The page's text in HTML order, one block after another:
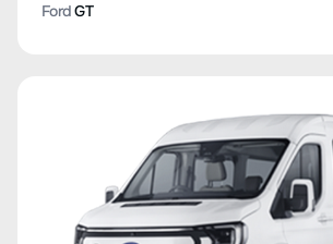
FordGT